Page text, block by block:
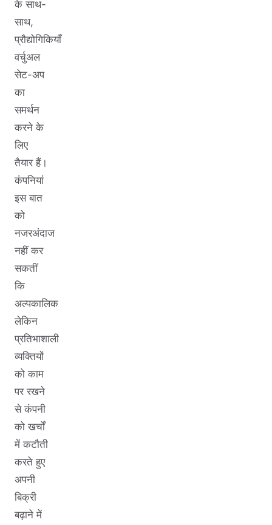
के साथ-
साथ,
प्रौद्योगिकियाँ
वर्चुअल
सेट-अप
का
समर्थन
करने के
लिए
तैयार हैं।
कंपनियां
इस बात
को
नजरअंदाज
नहीं कर
सकतीं
कि
अल्पकालिक
लेकिन
प्रतिभाशाली
व्यक्तियों
को काम
पर रखने
से कंपनी
को खर्चों
में कटौती
करते हुए
अपनी
बिक्री
बढ़ाने में